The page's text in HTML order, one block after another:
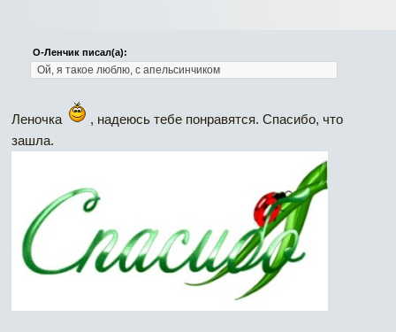
О-Ленчик писал(а):
Ой, я такое люблю, с апельсинчиком
Леночка
, надеюсь тебе понравятся. Спасибо, что
зашла.